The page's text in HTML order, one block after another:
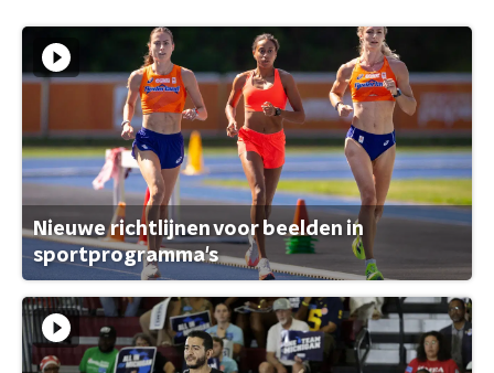
Nieuwe richtlijnen voor beelden in
sportprogramma's